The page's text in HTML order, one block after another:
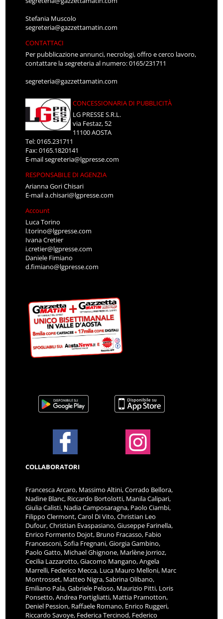
Stefania Muscolo
segreteria@gazzettamatin.com
CONTATTACI
Per pubblicazione annunci, necrologi, offro e cerco lavoro,
contattare la segreteria al numero: 0165/231711
segreteria@gazzettamatin.com
CONCESSIONARIA DI PUBBLICITÀ
LG PRESSE S.R.L.
via Festaz, 52
11100 AOSTA
Tel: 0165.231711
Fax: 0165.1820141
E-mailsegreteria@lgpresse.com
RESPONSABILE DI AGENZIA
Arianna Gori Chisari
E-maila.chisari@lgpresse.com
Account
Luca Torino
l.torino@lgpresse.com
Ivana Cretier
i.cretier@lgpresse.com
Daniele Fimiano
d.fimiano@lgpresse.com
COLLABORATORI
Francesca Arcaro, Massimo Altini, Corrado Bellora,
Nadine Blanc, Riccardo Bortolotti, Manila Calipari,
Giulia Calisti, Nadia Camposaragna, Paolo Ciambi,
Filippo Clermont, Carol Di Vito, Christian Leo
Dufour, Christian Evaspasiano, Giuseppe Farinella,
Enrico Formento Dojot, Bruno Fracasso, Fabio
Francesconi, Sofia Fregnani, Giorgia Gambino,
Paolo Gatto, Michael Ghignone, Marlène Jorrioz,
Cecilia Lazzarotto, Giacomo Mangano, Angela
Marrelli, Federico Mecca, Luca Mauro Melloni, Marc
Montrosset, Matteo Nigra, Sabrina Olibano,
Emiliano Pala, Gabriele Peloso, Maurizio Pitti, Loris
Ponsetto, Andrea Portigliatti, Mattia Pramotton,
Deniel Pession, Raffaele Romano, Enrico Ruggeri,
Riccardo Savoye, Federica Tercinod, Federico